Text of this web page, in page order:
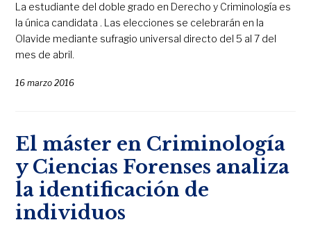
La estudiante del doble grado en Derecho y Criminología es
la única candidata . Las elecciones se celebrarán en la
Olavide mediante sufragio universal directo del 5 al 7 del
mes de abril.
16 marzo 2016
El máster en Criminología
y Ciencias Forenses analiza
la identificación de
individuos